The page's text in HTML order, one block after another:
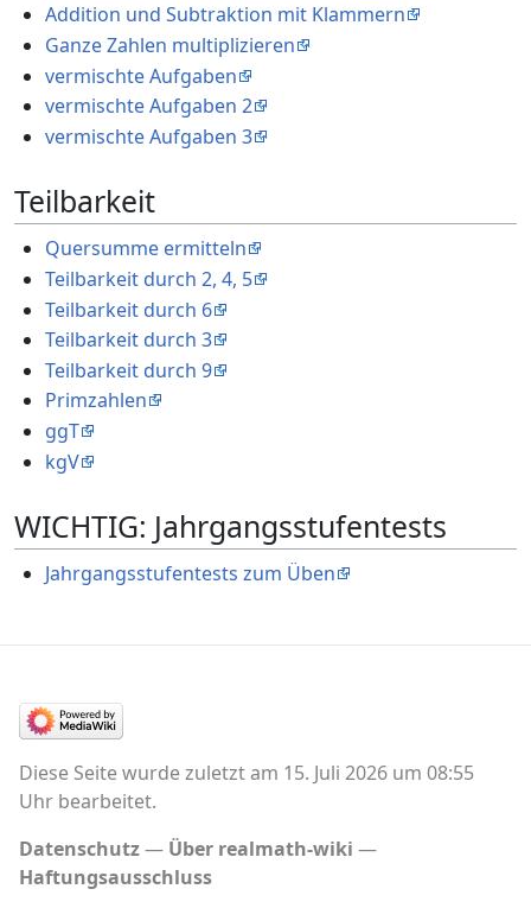
Addition und Subtraktion mit Klammern
Ganze Zahlen multiplizieren
vermischte Aufgaben
vermischte Aufgaben 2
vermischte Aufgaben 3
Teilbarkeit
Quersumme ermitteln
Teilbarkeit durch 2, 4, 5
Teilbarkeit durch 6
Teilbarkeit durch 3
Teilbarkeit durch 9
Primzahlen
ggT
kgV
WICHTIG: Jahrgangsstufentests
Jahrgangsstufentests zum Üben
Diese Seite wurde zuletzt am 15. Juli 2026 um 08:55
Uhr bearbeitet.
Datenschutz
Über realmath-wiki
Haftungsausschluss